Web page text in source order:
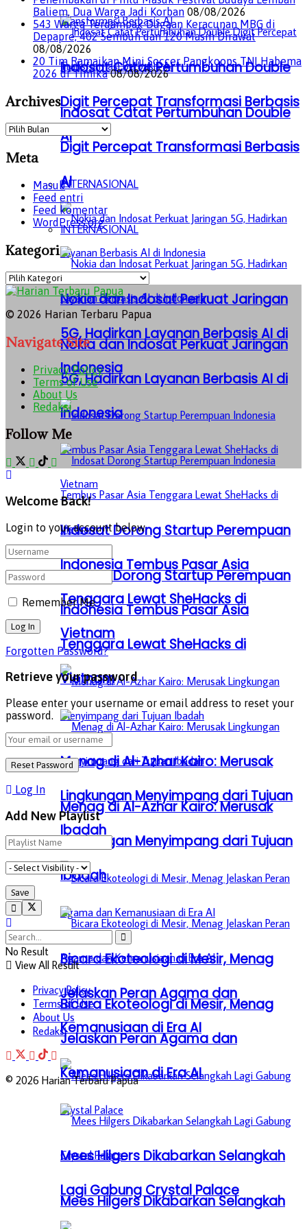
Indosat Catat Pertumbuhan Double
Digit Percepat Transformasi Berbasis
AI
INTERNASIONAL
Nokia dan Indosat Perkuat Jaringan
5G, Hadirkan Layanan Berbasis AI di
Indonesia
Indosat Dorong Startup Perempuan
Indonesia Tembus Pasar Asia
Tenggara Lewat SheHacks di
Vietnam
Menag di Al-Azhar Kairo: Merusak
Lingkungan Menyimpang dari Tujuan
Ibadah
Bicara Ekoteologi di Mesir, Menag
Jelaskan Peran Agama dan
Kemanusiaan di Era AI
Mees Hilgers Dikabarkan Selangkah
Lagi Gabung Crystal Palace
Indosat Catat Pertumbuhan Double
Digit Percepat Transformasi Berbasis
AI
INTERNASIONAL
Nokia dan Indosat Perkuat Jaringan
5G, Hadirkan Layanan Berbasis AI di
Indonesia
Indosat Dorong Startup Perempuan
Indonesia Tembus Pasar Asia
Tenggara Lewat SheHacks di
Vietnam
Menag di Al-Azhar Kairo: Merusak
Lingkungan Menyimpang dari Tujuan
Ibadah
Bicara Ekoteologi di Mesir, Menag
Jelaskan Peran Agama dan
Kemanusiaan di Era AI
Mees Hilgers Dikabarkan Selangkah
Baliem, Dua Warga Jadi Korban 08/08/2026
543 Warga Terdampak Dugaan Keracunan MBG di
Depapre, 402 Sembuh dan 120 Masih Dirawat
08/08/2026
20 Tim Ramaikan Mini Soccer Pangkoops TNI Habema
2026 di Timika 08/08/2026
Archives
Archives
Meta
Masuk
Feed entri
Feed komentar
WordPress.org
Kategori
Kategori
© 2026 Harian Terbaru Papua
Navigate Site
Privacy Policy
Terms of Use
About Us
Redaksi
Follow Me
Welcome Back!
Login to your account below
Remember Me
Forgotten Password?
Retrieve your password
Please enter your username or email address to reset your
password.
Log In
Add New Playlist
No Result
View All Result
Privacy Policy
Terms of Use
About Us
Redaksi
© 2026 Harian Terbaru Papua